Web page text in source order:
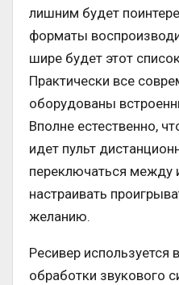
лишним будет
форматы
шире будет этот
Практически все
оборудованы
Вполне естественно,
идет пульт
переключаться между
настраивать
желанию.
Ресивер используется
обработки звукового